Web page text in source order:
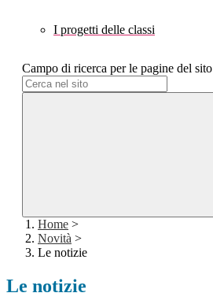
I progetti delle classi
Campo di ricerca per le pagine del sito
Home >
Novità >
Le notizie
Le notizie